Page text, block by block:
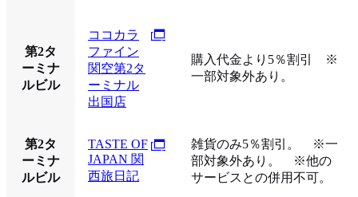
第2タ
ーミナ
ルビル
ココカラ
ファイン
関空第2タ
ーミナル
出国店
購入代金より5％割引 ※
一部対象外あり。
第2タ
ーミナ
ルビル
TASTE OF
JAPAN 関
西旅日記
雑貨のみ5％割引。 ※一
部対象外あり。 ※他の
サービスとの併用不可。